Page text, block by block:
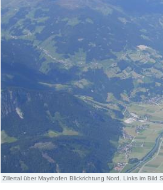
Zillertal über Mayrhofen Blickrichtung Nord. Links im